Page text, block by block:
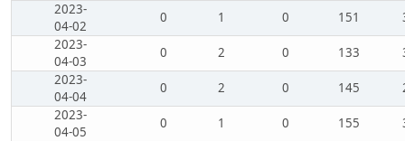
2023-
04-02
0 1 0 151
2023-
04-03
0 2 0 133
2023-
04-04
0 2 0 145
2023-
04-05
0 1 0 155